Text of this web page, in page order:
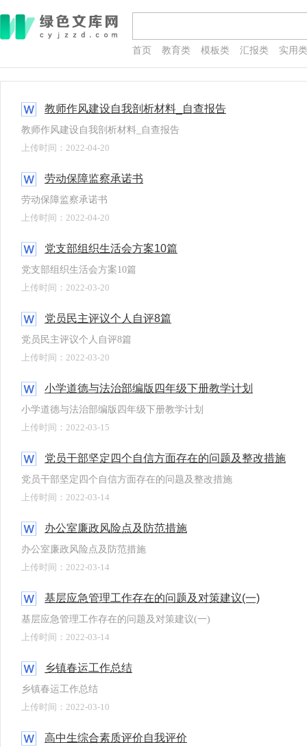
首页 教育类 模板类 汇报类 实用类
教师作风建设自我剖析材料_自查报告
教师作风建设自我剖析材料_自查报告
上传时间：2022-04-20
劳动保障监察承诺书
劳动保障监察承诺书
上传时间：2022-04-20
党支部组织生活会方案10篇
党支部组织生活会方案10篇
上传时间：2022-03-20
党员民主评议个人自评8篇
党员民主评议个人自评8篇
上传时间：2022-03-20
小学道德与法治部编版四年级下册教学计划
小学道德与法治部编版四年级下册教学计划
上传时间：2022-03-15
党员干部坚定四个自信方面存在的问题及整改措施
党员干部坚定四个自信方面存在的问题及整改措施
上传时间：2022-03-14
办公室廉政风险点及防范措施
办公室廉政风险点及防范措施
上传时间：2022-03-14
基层应急管理工作存在的问题及对策建议(一)
基层应急管理工作存在的问题及对策建议(一)
上传时间：2022-03-14
乡镇春运工作总结
乡镇春运工作总结
上传时间：2022-03-10
高中生综合素质评价自我评价